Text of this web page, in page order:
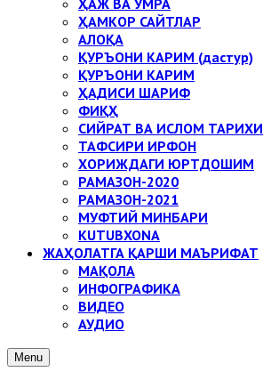
ҲАЖ ВА УМРА
ҲАМКОР САЙТЛАР
АЛОҚА
ҚУРЪОНИ КАРИМ (дастур)
ҚУРЪОНИ КАРИМ
ҲАДИСИ ШАРИФ
ФИҚҲ
СИЙРАТ ВА ИСЛОМ ТАРИХИ
ТАФСИРИ ИРФОН
ХОРИЖДАГИ ЮРТДОШИМ
РАМАЗОН-2020
РАМАЗОН-2021
МУФТИЙ МИНБАРИ
KUTUBXONA
ЖАҲОЛАТГА ҚАРШИ МАЪРИФАТ
МАҚОЛА
ИНФОГРАФИКА
ВИДЕО
АУДИО
Menu